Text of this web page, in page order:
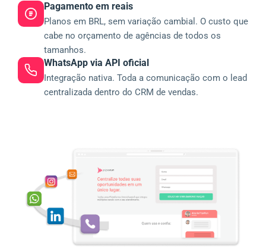
Pagamento em reais
Planos em BRL, sem variação cambial. O custo que
cabe no orçamento de agências de todos os
tamanhos.
WhatsApp via API oficial
Integração nativa. Toda a comunicação com o lead
centralizada dentro do CRM de vendas.